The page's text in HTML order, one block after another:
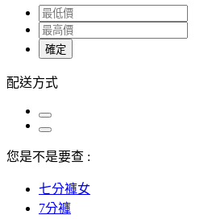
確定
配送方式
您是不是要查 :
七分褲女
7分褲